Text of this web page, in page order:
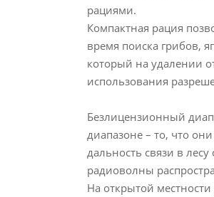
рациями.
Компактная рация
время поиска грибов,
который на удалении
использования
Безлицензионный
диапазоне – то, что
дальность связи в
радиоволны
На открытой местности